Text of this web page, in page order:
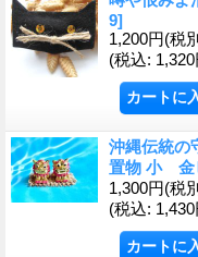
9]
1,200円(税
(税込:
沖縄伝統の
置物 小 金
1,300円(税
(税込: